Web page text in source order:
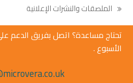
previous
post:
الملصقات والنشرات الإعلانية
تحتاج مساعدة؟ اتصل بفريق الدعم
الأسبوع .